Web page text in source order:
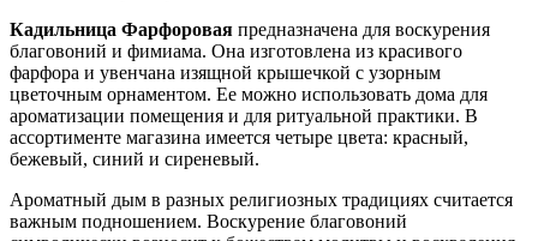
Кадильница Фарфоровая предназначена для воскурения
благовоний и фимиама. Она изготовлена из красивого
фарфора и увенчана изящной крышечкой с узорным
цветочным орнаментом. Ее можно использовать дома для
ароматизации помещения и для ритуальной практики. В
ассортименте магазина имеется четыре цвета: красный,
бежевый, синий и сиреневый.
Ароматный дым в разных религиозных традициях считается
важным подношением. Воскурение благовоний